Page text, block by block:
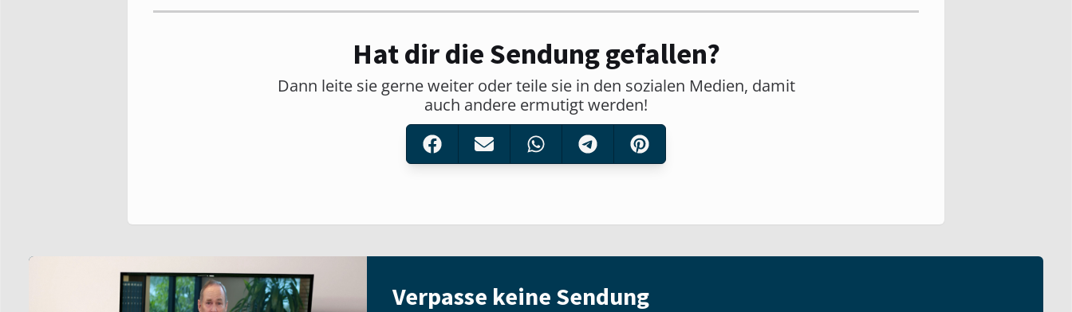
Hat dir die Sendung gefallen?
Dann leite sie gerne weiter oder teile sie in den sozialen Medien, damit
auch andere ermutigt werden!
Verpasse keine Sendung